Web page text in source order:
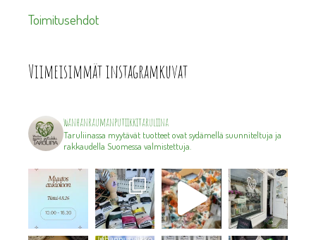
Toimitusehdot
Viimeisimmät instagramkuvat
wanhanraumanputiikkitaruliina
Taruliinassa myytävät tuotteet ovat sydämellä suunniteltuja ja
rakkaudella Suomessa valmistettuja.